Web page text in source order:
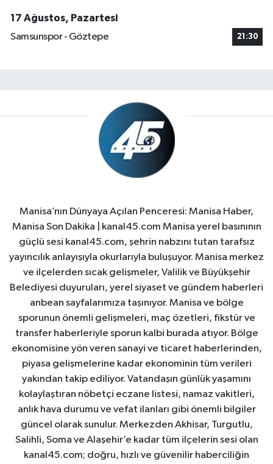
17 Ağustos, Pazartesi
Samsunspor - Göztepe
21:30
Manisa’nın Dünyaya Açılan Penceresi: Manisa Haber,
Manisa Son Dakika | kanal45.com Manisa yerel basınının
güçlü sesi kanal45.com, şehrin nabzını tutan tarafsız
yayıncılık anlayışıyla okurlarıyla buluşuyor. Manisa merkez
ve ilçelerden sıcak gelişmeler, Valilik ve Büyükşehir
Belediyesi duyuruları, yerel siyaset ve gündem haberleri
anbean sayfalarımıza taşınıyor. Manisa ve bölge
sporunun önemli gelişmeleri, maç özetleri, fikstür ve
transfer haberleriyle sporun kalbi burada atıyor. Bölge
ekonomisine yön veren sanayi ve ticaret haberlerinden,
piyasa gelişmelerine kadar ekonominin tüm verileri
yakından takip ediliyor. Vatandaşın günlük yaşamını
kolaylaştıran nöbetçi eczane listesi, namaz vakitleri,
anlık hava durumu ve vefat ilanları gibi önemli bilgiler
güncel olarak sunulur. Merkezden Akhisar, Turgutlu,
Salihli, Soma ve Alaşehir’e kadar tüm ilçelerin sesi olan
kanal45.com; doğru, hızlı ve güvenilir haberciliğin